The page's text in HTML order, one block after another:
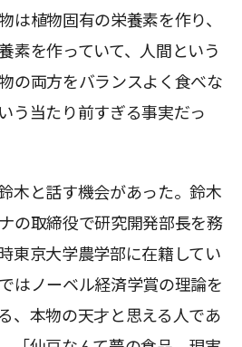
は植物固有の栄養素を作り、
素を作っていて、人間という
の両方をバランスよく食べな
う当たり前すぎる事実だっ
木と話す機会があった。鈴木
の取締役で研究開発部長を務
東京大学農学部に在籍してい
はノーベル経済学賞の理論を
、本物の天才と思える人であ